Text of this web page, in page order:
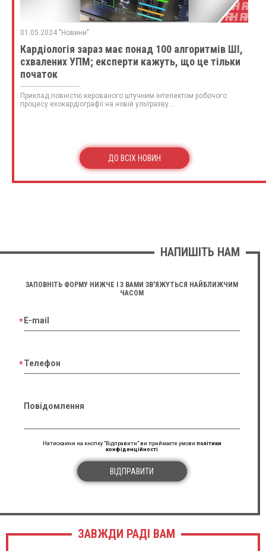
01.05.2024 "Новини"
Кардіологія зараз має понад 100 алгоритмів ШІ,
схвалених УПМ; експерти кажуть, що це тільки
початок
Приклад повністю керованого штучним інтелектом робочого
процесу ехокардіографії на новій ультразву...
ДО ВСІХ НОВИН
НАПИШІТЬ НАМ
ЗАПОВНІТЬ ФОРМУ НИЖЧЕ І З ВАМИ ЗВ'ЯЖУТЬСЯ НАЙБЛИЖЧИМ
ЧАСОМ
E-mail
Телефон
Повідомлення
Натискаючи на кнопку "Відправити" ви приймаєте умови політики
конфіденційності
ВІДПРАВИТИ
ЗАВЖДИ РАДІ ВАМ